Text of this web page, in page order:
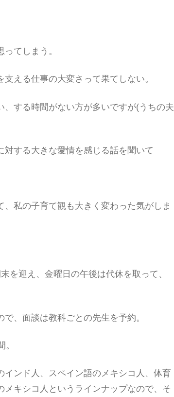
てしまう。
える仕事の大変さって果てしない。
する時間がない方が多いですが(うちの夫
する大きな愛情を感じる話を聞いて
私の子育て観も大きく変わった気がしま
を迎え、金曜日の午後は代休を取って、
、面談は教科ごとの先生を予約。
ンド人、スペイン語のメキシコ人、体育
キシコ人というラインナップなので、そ